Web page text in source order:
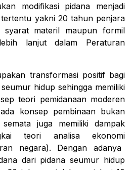
modifikasi pidana menjadi
yakni 20 tahun penjara
syarat materil maupun formil
lanjut dalam Peraturan
transformasi positif bagi
hidup sehingga memiliki
teori pemidanaan moderen
konsep pembinaan bukan
semata juga memiliki dampak
teori analisa ekonomi
negara). Dengan adanya
dari pidana seumur hidup